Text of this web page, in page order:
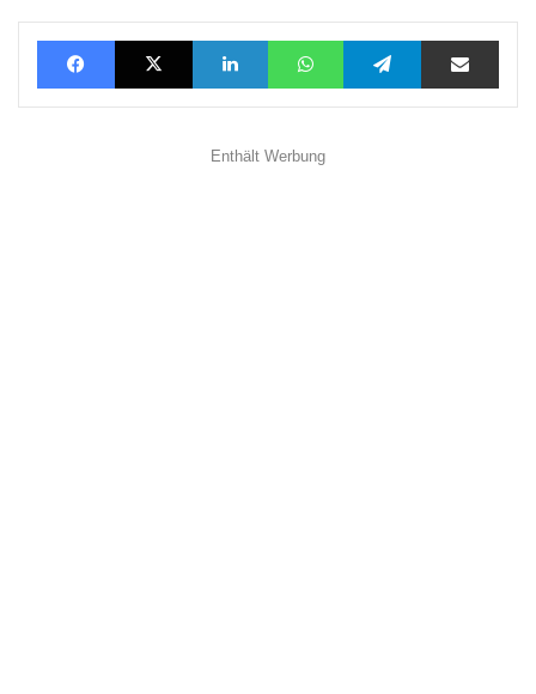
FacebookX LinkedInWhatsAppTelegramTeilen via E-Mail
Enthält Werbung